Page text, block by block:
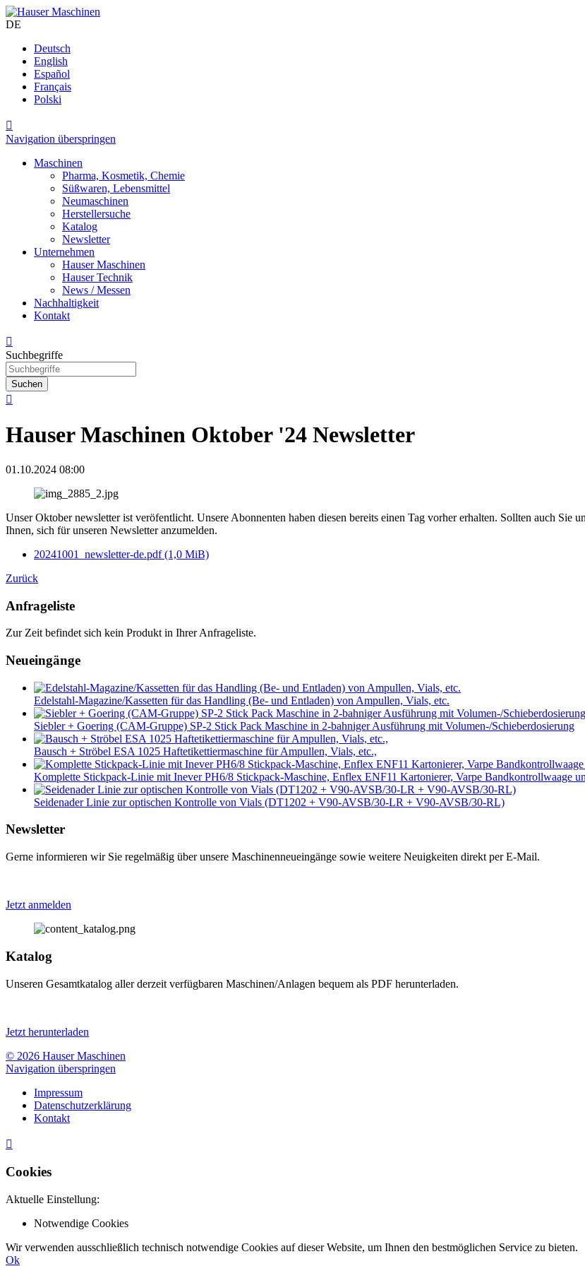
DE
Deutsch
English
Español
Français
Polski

Navigation überspringen
Maschinen
Pharma, Kosmetik, Chemie
Süßwaren, Lebensmittel
Neumaschinen
Herstellersuche
Katalog
Newsletter
Unternehmen
Hauser Maschinen
Hauser Technik
News / Messen
Nachhaltigkeit
Kontakt

Suchbegriffe
Suchen

Hauser Maschinen Oktober '24 Newsletter
01.10.2024 08:00
Unser Oktober newsletter ist veröfentlicht. Unsere Abonnenten haben diesen bereits einen Tag vorher erhalten. Sollten auch Sie
Ihnen, sich für unseren Newsletter anzumelden.
20241001_newsletter-de.pdf(1,0 MiB)
Zurück
Anfrageliste
Zur Zeit befindet sich kein Produkt in Ihrer Anfrageliste.
Neueingänge
Edelstahl-Magazine/Kassetten für das Handling (Be- und Entladen) von Ampullen, Vials, etc.
Siebler + Goering (CAM-Gruppe) SP-2 Stick Pack Maschine in 2-bahniger Ausführung mit Volumen-/Schieberdosierung
Bausch + Ströbel ESA 1025 Haftetikettiermaschine für Ampullen, Vials, etc.,
Komplette Stickpack-Linie mit Inever PH6/8 Stickpack-Maschine, Enflex ENF11 Kartonierer, Varpe Bandkontrollwaage
Seidenader Linie zur optischen Kontrolle von Vials (DT1202 + V90-AVSB/30-LR + V90-AVSB/30-RL)
Newsletter
Gerne informieren wir Sie regelmäßig über unsere Maschinenneueingänge sowie weitere Neuigkeiten direkt per E-Mail.
Jetzt anmelden
Katalog
Unseren Gesamtkatalog aller derzeit verfügbaren Maschinen/Anlagen bequem als PDF herunterladen.
Jetzt herunterladen
© 2026 Hauser Maschinen
Navigation überspringen
Impressum
Datenschutzerklärung
Kontakt

Cookies
Aktuelle Einstellung:
Notwendige Cookies
Wir verwenden ausschließlich technisch notwendige Cookies auf dieser Website, um Ihnen den bestmöglichen Service zu bieten.
Ok